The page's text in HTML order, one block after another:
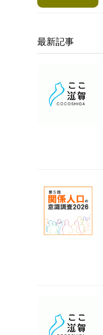
最新記事